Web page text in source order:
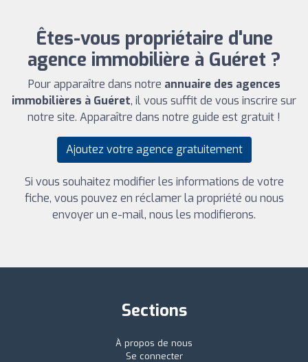
Êtes-vous propriétaire d'une
agence immobilière à Guéret ?
Pour apparaître dans notre annuaire des agences
immobilières à Guéret, il vous suffit de vous inscrire sur
notre site. Apparaître dans notre guide est gratuit !
Ajoutez votre agence gratuitement
Si vous souhaitez modifier les informations de votre
fiche, vous pouvez en réclamer la propriété ou nous
envoyer un e-mail, nous les modifierons.
Sections
À propos de nous
Se connecter